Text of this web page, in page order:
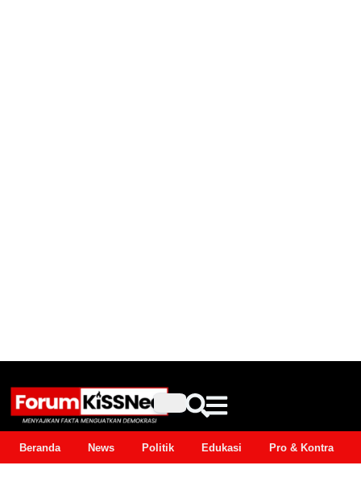
Beranda News Politik Edukasi Pro & Kontra